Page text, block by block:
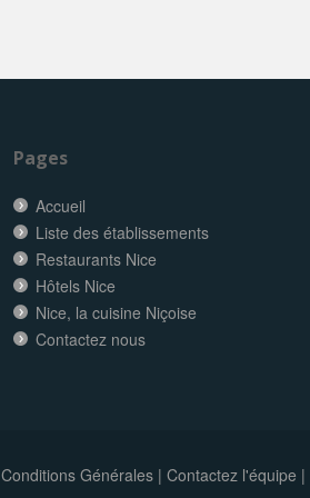
Pages
Accueil
Liste des établissements
Restaurants Nice
Hôtels Nice
Nice, la cuisine Niçoise
Contactez nous
Conditions Générales| Contactez l'équipe |